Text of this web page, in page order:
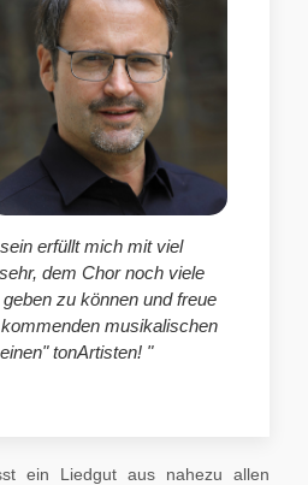
erfüllt mich mit viel
dem Chor noch viele
zu können und freue
musikalischen
tonArtisten! "
ein Liedgut aus nahezu allen